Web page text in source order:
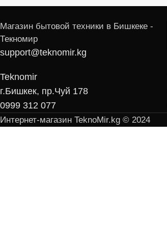
Магазин бытовой техники в Бишкеке -
Текномир
support@teknomir.kg
Teknomir
г.Бишкек, пр.Чуй 178
0999 312 077
Интернет-магазин TeknoMir.kg © 2024